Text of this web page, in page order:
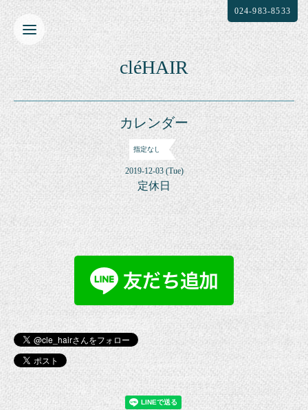
cléHAIR
024-983-8533
カレンダー
指定なし
2019-12-03 (Tue)
定休日